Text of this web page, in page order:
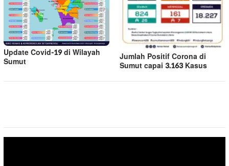
Update Covid-19 di Wilayah
Sumut Jumlah Positif Corona di
Sumut capai 3.163 Kasus